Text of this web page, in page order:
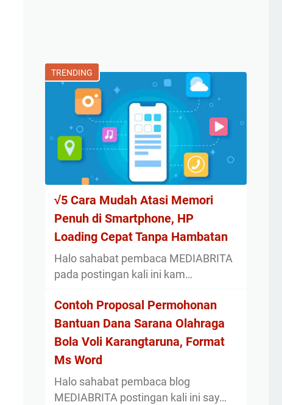
TRENDING
√5 Cara Mudah Atasi Memori
Penuh di Smartphone, HP
Loading Cepat Tanpa Hambatan
Halo sahabat pembaca MEDIABRITA
pada postingan kali ini kam…
Contoh Proposal Permohonan
Bantuan Dana Sarana Olahraga
Bola Voli Karangtaruna, Format
Ms Word
Halo sahabat pembaca blog
MEDIABRITA postingan kali ini say…